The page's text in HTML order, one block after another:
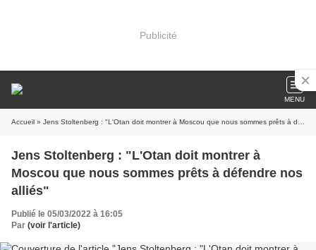
Publicité
MENU
Accueil » Jens Stoltenberg : "L'Otan doit montrer à Moscou que nous sommes prêts à défendre nos alliés"
Jens Stoltenberg : "L'Otan doit montrer à
Moscou que nous sommes prêts à défendre nos
alliés"
Publié le 05/03/2022 à 16:05
Par (voir l'article)